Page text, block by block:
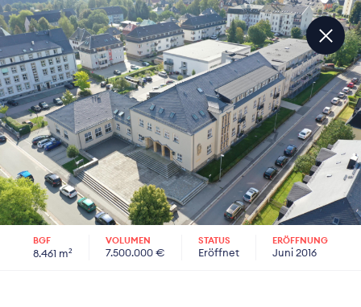
Slideshow Items
BGF
8.461 m²
VOLUMEN
7.500.000 €
STATUS
Eröffnet
ERÖFFNUNG
Juni 2016